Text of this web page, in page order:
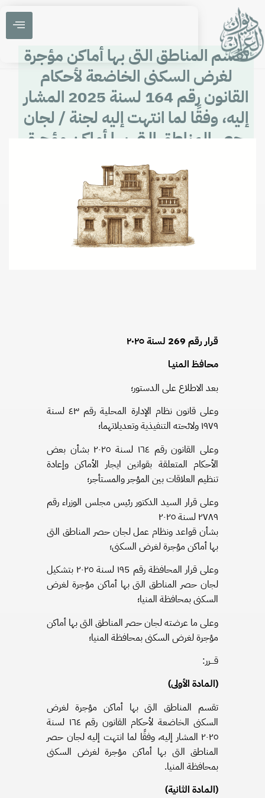
تقسم المناطق التى بها أماكن مؤجرة
لغرض السكنى الخاضعة لأحكام
القانون رقم 164 لسنة 2025 المشار
إليه، وفقًا لما انتهت إليه لجنة / لجان
حصر المناطق التى بها أماكن مؤجرة
لغرض السكنى بمحافظة المنيـا
قرار رقم 269 لسنة ٢٠٢٥
محافظ المنيـا
بعد الاطلاع على الدستور؛
وعلى قانون نظام الإدارة المحلية رقم ٤٣ لسنة
۱۹۷۹ ولائحته التنفيذية وتعديلاتهما؛
وعلى القانون رقم ١٦٤ لسنة ۲٠٢٥ بشأن بعض
الأحكام المتعلقة بقوانين ايجار الأماكن وإعادة
تنظيم العلاقات بين المؤجر والمستأجر؛
وعلى قرار السيد الدكتور رئيس مجلس الوزراء رقم
۲۷۸۹ لسنة ٢٠٢٥
بشأن قواعد ونظام عمل لجان حصر المناطق التى
بها أماكن مؤجرة لغرض السكنى؛
وعلى قرار المحافظة رقم ۱۹5 لسنة ۲۰۲٥ بتشكيل
لجان حصر المناطق التى بها أماكن مؤجرة لغرض
السكنى بمحافظة المنيا؛
وعلى ما عرضته لجان حصر المناطق التى بها أماكن
مؤجرة لغرض السكنى بمحافظة المنيا؛
قـــرر:
(المادة الأولى)
تقسم المناطق التى بها أماكن مؤجرة لغرض
السكنى الخاضعة لأحكام القانون رقم ١٦٤ لسنة
٢٠٢٥ المشار إليه، وفقًا لما انتهت إليه لجان حصر
المناطق التى بها أماكن مؤجرة لغرض السكنى
بمحافظة المنيا.
(المادة الثانية)